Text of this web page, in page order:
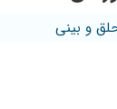
و بینی